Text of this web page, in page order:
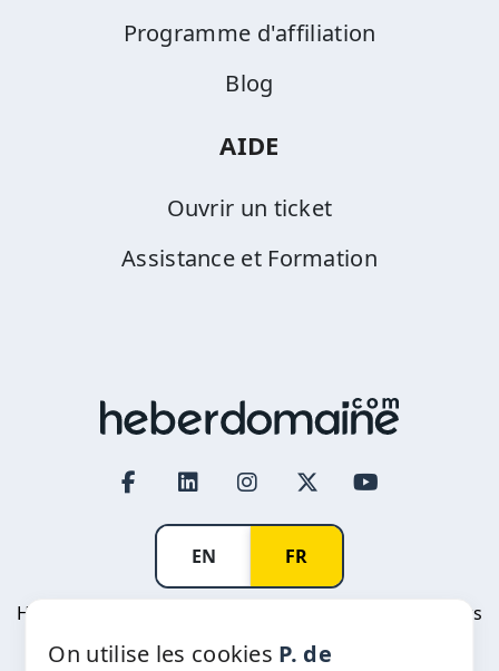
Programme d'affiliation
Blog
AIDE
Ouvrir un ticket
Assistance et Formation
EN FR
Heberdomaine Afoulki International SARL © All rights
reserved
On utilise les cookies P. de